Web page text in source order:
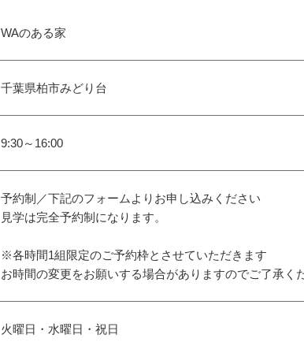
WAのある家
千葉県柏市みどり台
9:30～16:00
予約制／下記のフォームよりお申し込みください
見学は完全予約制になります。
※各時間1組限定のご予約枠とさせていただきます
お時間の変更をお願いする場合がありますのでご了承く
火曜日・水曜日・祝日